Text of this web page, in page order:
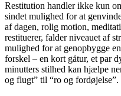
Restitution handler ikke kun
sindet mulighed for at
af dagen, rolig motion,
restituerer, falder niveauet af
mulighed for at genopbygge
forskel – en kort gåtur, et par
minutters stilhed kan hjælpe
og flugt” til “ro og fordøjelse”.